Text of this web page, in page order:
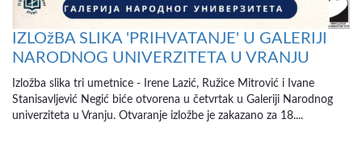
IZLOžBA SLIKA 'PRIHVATANJE' U GALERIJI
NARODNOG UNIVERZITETA U VRANJU
Izložba slika tri umetnice - Irene Lazić, Ružice Mitrović i Ivane
Stanisavljević Negić biće otvorena u četvrtak u Galeriji Narodnog
univerziteta u Vranju. Otvaranje izložbe je zakazano za 18....